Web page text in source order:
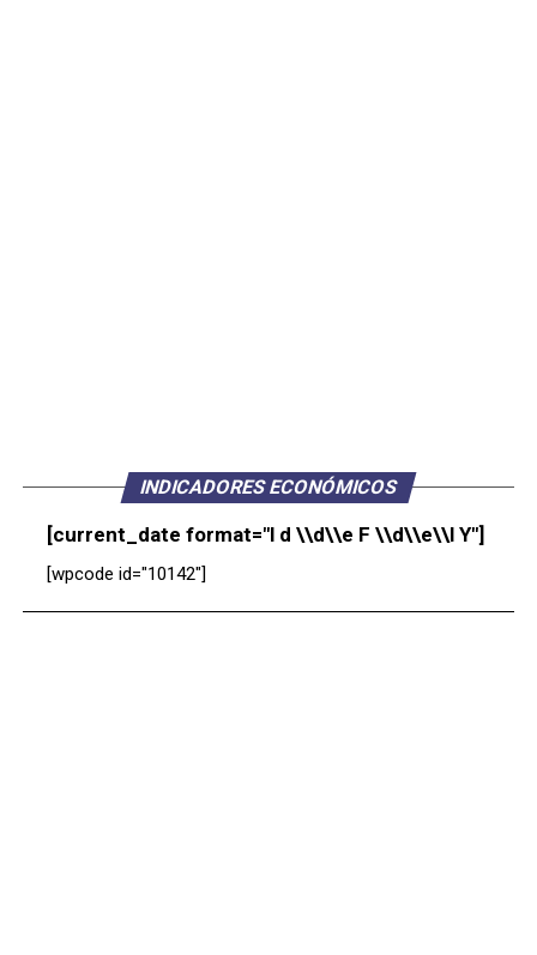
INDICADORES ECONÓMICOS
[current_date format="l d \\d\\e F \\d\\e\\l Y"]
[wpcode id="10142"]